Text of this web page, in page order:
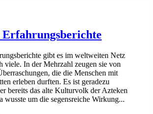
gibt es im weltweiten Netz
viele. In der Mehrzahl zeugen sie von
die die Menschen mit
erleben durften. Es ist geradezu
bereits das alte Kulturvolk der Azteken
wusste um die segensreiche Wirkung...